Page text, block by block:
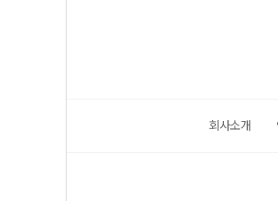
회사소개